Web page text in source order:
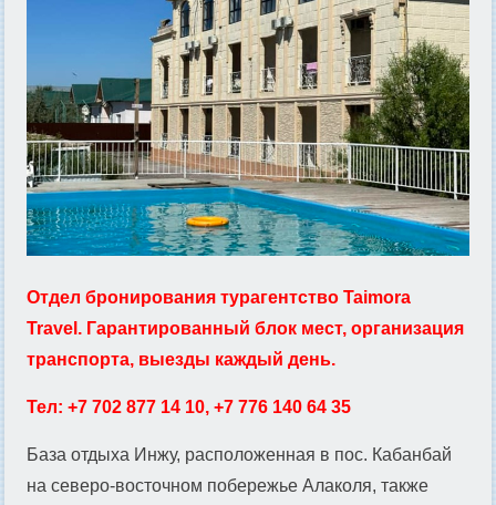
Отдел бронирования турагентство Taimora
Travel. Гарантированный блок мест, организация
транспорта, выезды каждый день.
Тел: +7 702 877 14 10, +7 776 140 64 35
База отдыха Инжу, расположенная в пос. Кабанбай
на северо-восточном побережье Алаколя, также